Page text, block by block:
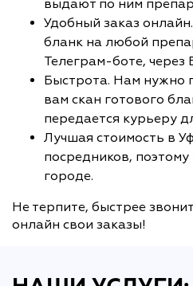
выдают по ним
Удобный заказ
бланк на любой
Телеграм-боте, через
Быстрота. Нам нужно
вам скан готового
передается курьеру
Лучшая стоимость в
посредников,
городе.
Не терпите, быстрее
онлайн свои заказы!